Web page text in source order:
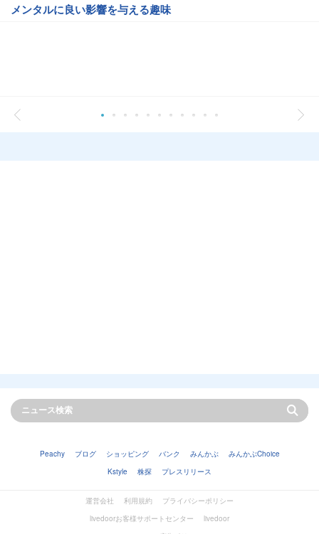
メンタルに良い影響を与える趣味
Peachy ブログ ショッピング バンク みんかぶ
みんかぶChoice
Kstyle
株探 プレスリリース
運営会社 利用規約
プライバシーポリシー
livedoorお客様サポートセンター
livedoor